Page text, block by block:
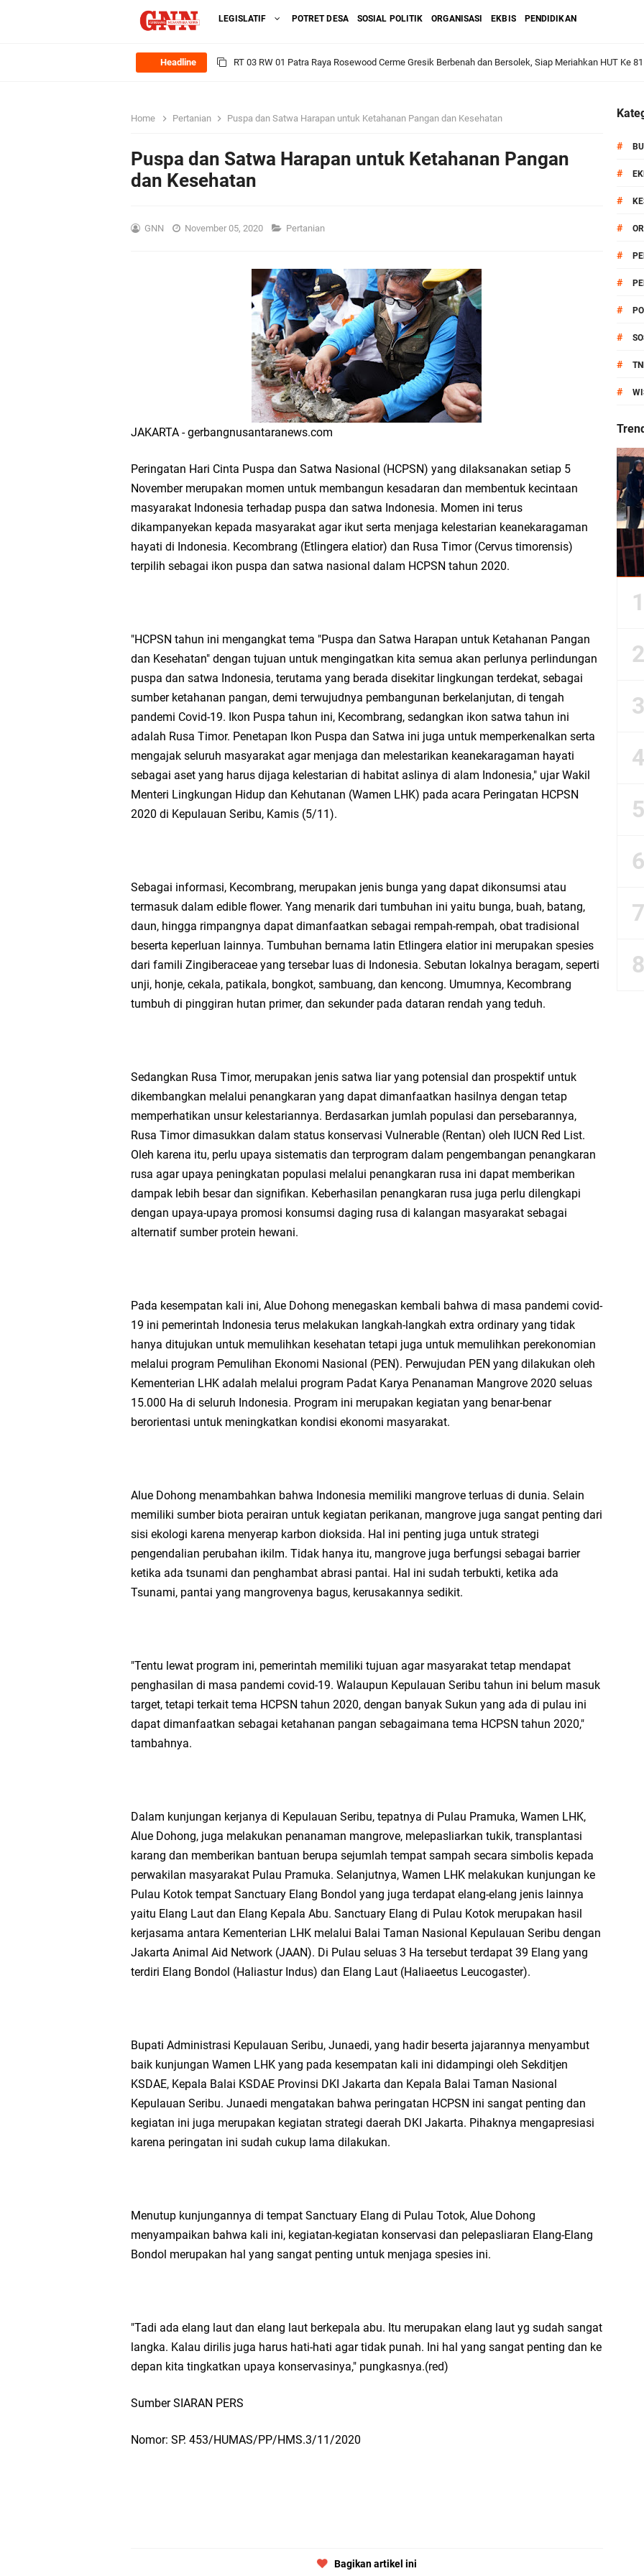
LEGISLATIF POTRET DESA SOSIAL POLITIK ORGANISASI EKBIS PENDIDIKAN
Headline Sinergi Pemerintah dan Warga: Komsos Kebungson Dorong Kepedulian Lingkungan dan
BerdampakNarasi
Bupati Gresik Cup 2026 siap Digelar, Ajang Strategis Cetak Atlet Menuju Porprov Jatim 2027
Workshop Petani Organik Pati Raya: Meneguhkan Kemandirian Pangan, Merawat Alam,
Tumpeng Nasi Krawu Pecahkan Rekor MURI, KWGe Angkat Kuliner Gresik ke Panggung Dunia
FOZ Jatim, BAZNAS, dan Kemenag Salurkan 22.456 Bingkisan Lebaran Yatim Serentak di Berbagai
Jawa Timur
Bupati Gresik Gus Yani Resmikan Kantor Desa Sidoraharjo: Simbol Komitmen Pelayanan Publik dan
Sosial
Optik Merlin Donasikan Rp10,36 Juta, Perkuat Keberlanjutan Program JKNN
Wakil Ketua DPRD Gresik Mujid Riduan Sampaikan Doa dan Harapan di Tahun Baru Islam 1448 H
Selamat Tahun Baru Islam 1 Muharram 1448 H: Pesan Hijrah Drs. H. Husnul Aqib, M.M. untuk Negeri
PDUF MUI Jatim Gelar Doa Awal Tahun Hijriah, Teguhkan Optimisme Menuju Indonesia Emas 2045
Reses Anggota DPRD Jabar M. Rizky di Desa Cibitung Wetan: Serap Aspirasi Petani dan Warga
Hari Jadi Pertama PHIGMA: Advokat dan LBH Perkuat Soliditas di Jakarta
Zakat Produktif Dorong Kemandirian UMKM, LAZISNU Kedamean Bantu Kembangkan Warung Bu
Karang Taruna Gresik Perkuat Ekonomi Lewat Pemanfaatan Gedung C Islamic Center
Nila Yani Apresiasi Launching Komunitas Gowes dan Pasar Ahad Jajanan Jadul di Ecopark
DPC PDI Perjuangan Gresik Tebar Berkah Idul Adha, Bagikan Daging Kurban untuk Ratusan Warga
RT 03 RW 01 Patra Raya Rosewood Cerme Gresik Berbenah dan Bersolek, Siap Meriahkan HUT Ke 81
Home Pertanian Puspa dan Satwa Harapan untuk Ketahanan Pangan dan Kesehatan
Puspa dan Satwa Harapan untuk Ketahanan Pangan
dan Kesehatan
GNN November 05, 2020 Pertanian
JAKARTA - gerbangnusantaranews.com
Peringatan Hari Cinta Puspa dan Satwa Nasional (HCPSN) yang dilaksanakan setiap 5
November merupakan momen untuk membangun kesadaran dan membentuk kecintaan
masyarakat Indonesia terhadap puspa dan satwa Indonesia. Momen ini terus
dikampanyekan kepada masyarakat agar ikut serta menjaga kelestarian keanekaragaman
hayati di Indonesia. Kecombrang (Etlingera elatior) dan Rusa Timor (Cervus timorensis)
terpilih sebagai ikon puspa dan satwa nasional dalam HCPSN tahun 2020.
"HCPSN tahun ini mengangkat tema "Puspa dan Satwa Harapan untuk Ketahanan Pangan
dan Kesehatan" dengan tujuan untuk mengingatkan kita semua akan perlunya perlindungan
puspa dan satwa Indonesia, terutama yang berada disekitar lingkungan terdekat, sebagai
sumber ketahanan pangan, demi terwujudnya pembangunan berkelanjutan, di tengah
pandemi Covid-19. Ikon Puspa tahun ini, Kecombrang, sedangkan ikon satwa tahun ini
adalah Rusa Timor. Penetapan Ikon Puspa dan Satwa ini juga untuk memperkenalkan serta
mengajak seluruh masyarakat agar menjaga dan melestarikan keanekaragaman hayati
sebagai aset yang harus dijaga kelestarian di habitat aslinya di alam Indonesia," ujar Wakil
Menteri Lingkungan Hidup dan Kehutanan (Wamen LHK) pada acara Peringatan HCPSN
2020 di Kepulauan Seribu, Kamis (5/11).
Sebagai informasi, Kecombrang, merupakan jenis bunga yang dapat dikonsumsi atau
termasuk dalam edible flower. Yang menarik dari tumbuhan ini yaitu bunga, buah, batang,
daun, hingga rimpangnya dapat dimanfaatkan sebagai rempah-rempah, obat tradisional
beserta keperluan lainnya. Tumbuhan bernama latin Etlingera elatior ini merupakan spesies
dari famili Zingiberaceae yang tersebar luas di Indonesia. Sebutan lokalnya beragam, seperti
unji, honje, cekala, patikala, bongkot, sambuang, dan kencong. Umumnya, Kecombrang
tumbuh di pinggiran hutan primer, dan sekunder pada dataran rendah yang teduh.
Sedangkan Rusa Timor, merupakan jenis satwa liar yang potensial dan prospektif untuk
dikembangkan melalui penangkaran yang dapat dimanfaatkan hasilnya dengan tetap
memperhatikan unsur kelestariannya. Berdasarkan jumlah populasi dan persebarannya,
Rusa Timor dimasukkan dalam status konservasi Vulnerable (Rentan) oleh IUCN Red List.
Oleh karena itu, perlu upaya sistematis dan terprogram dalam pengembangan penangkaran
rusa agar upaya peningkatan populasi melalui penangkaran rusa ini dapat memberikan
dampak lebih besar dan signifikan. Keberhasilan penangkaran rusa juga perlu dilengkapi
dengan upaya-upaya promosi konsumsi daging rusa di kalangan masyarakat sebagai
alternatif sumber protein hewani.
Pada kesempatan kali ini, Alue Dohong menegaskan kembali bahwa di masa pandemi covid-
19 ini pemerintah Indonesia terus melakukan langkah-langkah extra ordinary yang tidak
hanya ditujukan untuk memulihkan kesehatan tetapi juga untuk memulihkan perekonomian
melalui program Pemulihan Ekonomi Nasional (PEN). Perwujudan PEN yang dilakukan oleh
Kementerian LHK adalah melalui program Padat Karya Penanaman Mangrove 2020 seluas
15.000 Ha di seluruh Indonesia. Program ini merupakan kegiatan yang benar-benar
berorientasi untuk meningkatkan kondisi ekonomi masyarakat.
Alue Dohong menambahkan bahwa Indonesia memiliki mangrove terluas di dunia. Selain
memiliki sumber biota perairan untuk kegiatan perikanan, mangrove juga sangat penting dari
sisi ekologi karena menyerap karbon dioksida. Hal ini penting juga untuk strategi
pengendalian perubahan ikilm. Tidak hanya itu, mangrove juga berfungsi sebagai barrier
ketika ada tsunami dan penghambat abrasi pantai. Hal ini sudah terbukti, ketika ada
Tsunami, pantai yang mangrovenya bagus, kerusakannya sedikit.
"Tentu lewat program ini, pemerintah memiliki tujuan agar masyarakat tetap mendapat
penghasilan di masa pandemi covid-19. Walaupun Kepulauan Seribu tahun ini belum masuk
target, tetapi terkait tema HCPSN tahun 2020, dengan banyak Sukun yang ada di pulau ini
dapat dimanfaatkan sebagai ketahanan pangan sebagaimana tema HCPSN tahun 2020,"
tambahnya.
Dalam kunjungan kerjanya di Kepulauan Seribu, tepatnya di Pulau Pramuka, Wamen LHK,
Alue Dohong, juga melakukan penanaman mangrove, melepasliarkan tukik, transplantasi
karang dan memberikan bantuan berupa sejumlah tempat sampah secara simbolis kepada
perwakilan masyarakat Pulau Pramuka. Selanjutnya, Wamen LHK melakukan kunjungan ke
Pulau Kotok tempat Sanctuary Elang Bondol yang juga terdapat elang-elang jenis lainnya
yaitu Elang Laut dan Elang Kepala Abu. Sanctuary Elang di Pulau Kotok merupakan hasil
kerjasama antara Kementerian LHK melalui Balai Taman Nasional Kepulauan Seribu dengan
Jakarta Animal Aid Network (JAAN). Di Pulau seluas 3 Ha tersebut terdapat 39 Elang yang
terdiri Elang Bondol (Haliastur Indus) dan Elang Laut (Haliaeetus Leucogaster).
Bupati Administrasi Kepulauan Seribu, Junaedi, yang hadir beserta jajarannya menyambut
baik kunjungan Wamen LHK yang pada kesempatan kali ini didampingi oleh Sekditjen
KSDAE, Kepala Balai KSDAE Provinsi DKI Jakarta dan Kepala Balai Taman Nasional
Kepulauan Seribu. Junaedi mengatakan bahwa peringatan HCPSN ini sangat penting dan
kegiatan ini juga merupakan kegiatan strategi daerah DKI Jakarta. Pihaknya mengapresiasi
karena peringatan ini sudah cukup lama dilakukan.
Menutup kunjungannya di tempat Sanctuary Elang di Pulau Totok, Alue Dohong
menyampaikan bahwa kali ini, kegiatan-kegiatan konservasi dan pelepasliaran Elang-Elang
Bondol merupakan hal yang sangat penting untuk menjaga spesies ini.
"Tadi ada elang laut dan elang laut berkepala abu. Itu merupakan elang laut yg sudah sangat
langka. Kalau dirilis juga harus hati-hati agar tidak punah. Ini hal yang sangat penting dan ke
depan kita tingkatkan upaya konservasinya," pungkasnya.(red)
Sumber SIARAN PERS
Nomor: SP. 453/HUMAS/PP/HMS.3/11/2020
Bagikan artikel ini
#
#
#
#
#
#
#
#
# TNI
#